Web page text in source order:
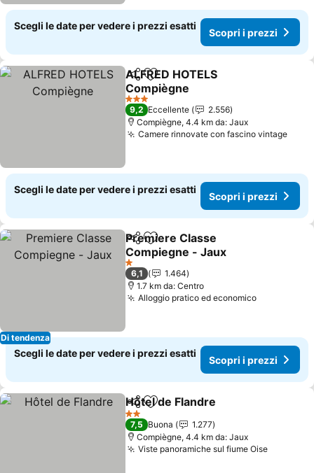
Scegli le date per vedere i prezzi esatti
Scopri i prezzi
CondividiAggiungi ai preferiti
ALFRED HOTELS
Compiègne
Scopri i prezzi
3 Stelle
9,2 Eccellente
2.556
Compiègne, 4.4 km da: Jaux
Camere rinnovate con fascino vintage
Scegli le date per vedere i prezzi esatti
Scopri i prezzi
Di tendenza
CondividiAggiungi ai preferiti
Premiere Classe
Compiegne - Jaux
Scopri i prezzi
1 Stelle
6,1
1.464
1.7 km da: Centro
Alloggio pratico ed economicoScopri i
Scegli le date per vedere i prezzi esatti
Scopri i prezzi
CondividiAggiungi ai preferiti
Hôtel de Flandre
2 Stelle
7,5 Buona
1.277
Compiègne, 4.4 km da: Jaux
Viste panoramiche sul fiume OiseScopri i